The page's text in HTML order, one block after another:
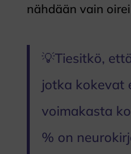
nähdään vain
💡Tiesitkö,
jotka kokevat
voimakasta
% on